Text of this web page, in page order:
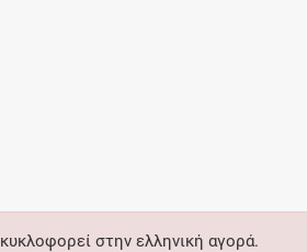
στην ελληνική αγορά.